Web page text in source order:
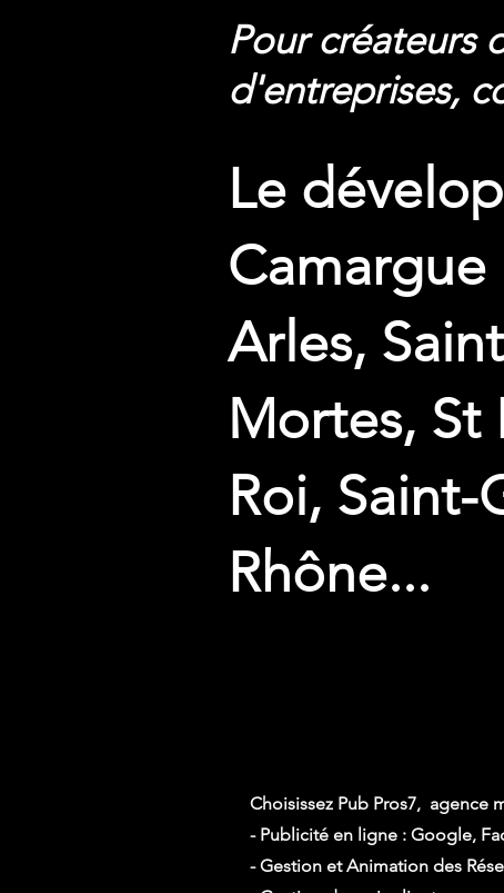
Pour créateurs
d'entreprises,
Le
Arles,
Mortes, St
Roi,
Rhône...
Choisissez Pub Pros7, agence
- Publicité en ligne : Google,
- Gestion et Animation des